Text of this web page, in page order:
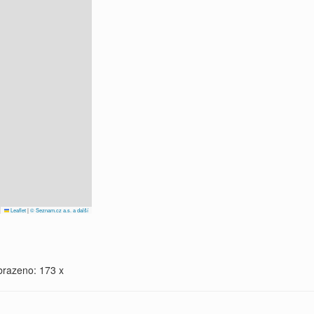
Leaflet|© Seznam.cz a.s. a další
173 x